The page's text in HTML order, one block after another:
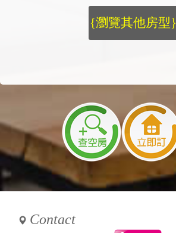
{瀏覽其他房型}
Contact